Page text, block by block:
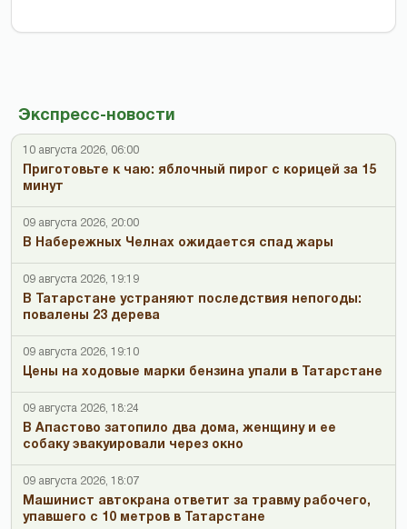
Экспресс-новости
10 августа 2026, 06:00
Приготовьте к чаю: яблочный пирог с корицей за 15
минут
09 августа 2026, 20:00
В Набережных Челнах ожидается спад жары
09 августа 2026, 19:19
В Татарстане устраняют последствия непогоды:
повалены 23 дерева
09 августа 2026, 19:10
Цены на ходовые марки бензина упали в Татарстане
09 августа 2026, 18:24
В Апастово затопило два дома, женщину и ее
собаку эвакуировали через окно
09 августа 2026, 18:07
Машинист автокрана ответит за травму рабочего,
упавшего с 10 метров в Татарстане